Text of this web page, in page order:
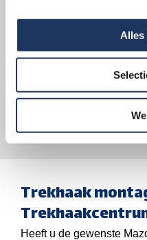
Alles
Trekhaak
Heeft u de gewenste